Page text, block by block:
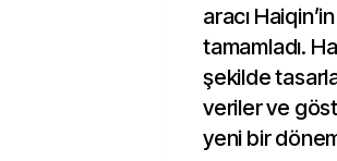
aracı
tamamladı.
şekilde
veriler ve
yeni bir